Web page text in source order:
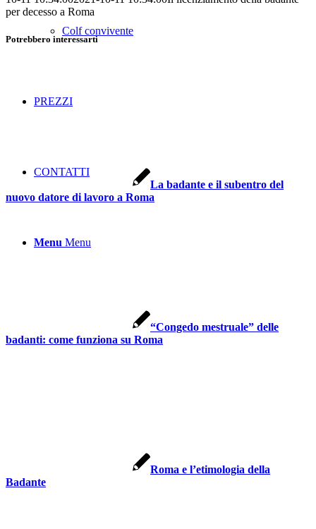
Colf convivente
PREZZI
CONTATTI
Menu Menu
per decesso a Roma
Potrebbero interessarti
La badante e il subentro del
nuovo datore di lavoro a Roma
“Congedo mestruale” delle
badanti: come funziona su Roma
Roma e l’etimologia della
Badante